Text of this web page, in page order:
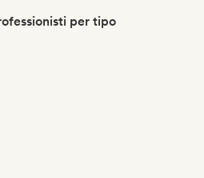
per tipo